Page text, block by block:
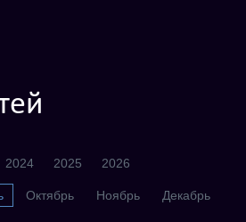
2024 2025 2026
Октябрь Ноябрь Декабрь